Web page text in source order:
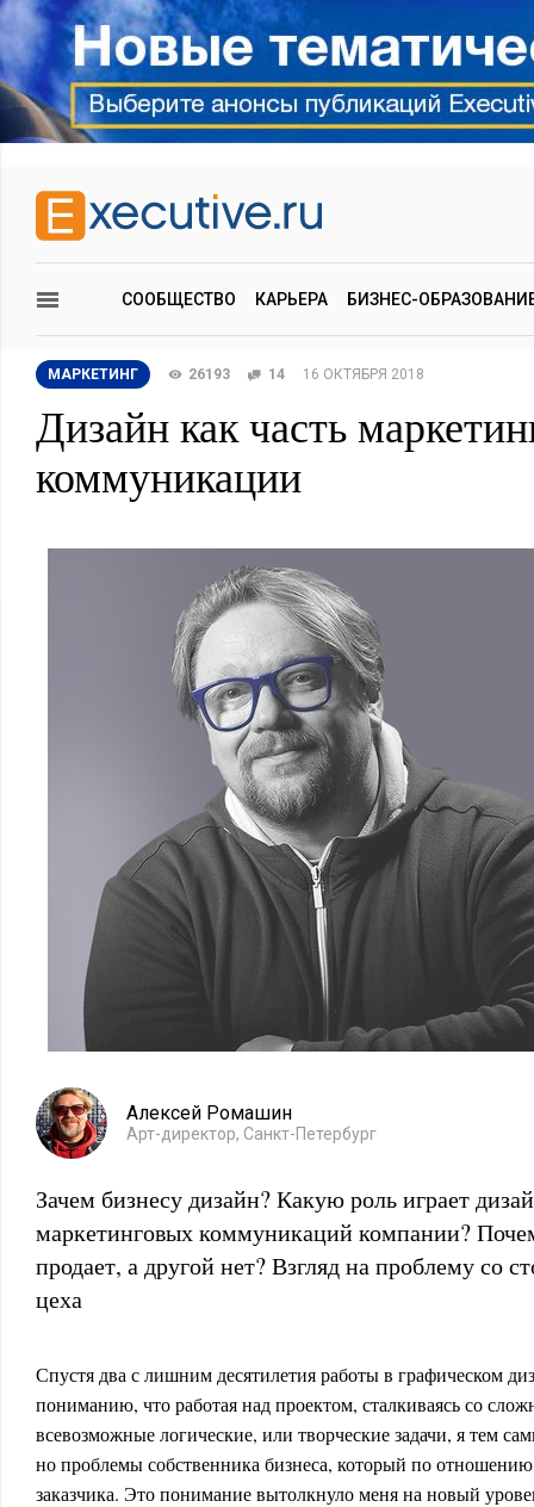
СООБЩЕСТВО КАРЬЕРА БИЗНЕС-
МАРКЕТИНГ 26193 14 16 ОКТЯБРЯ 2018
Дизайн как часть
коммуникации
Алексей Ромашин
Арт-директор, Санкт-Петербург
Зачем бизнесу дизайн? Какую роль играет
маркетинговых коммуникаций компании?
продает, а другой нет? Взгляд на проблему со
цеха
Спустя два с лишним десятилетия работы в графическом
пониманию, что работая над проектом, сталкиваясь со
всевозможные логические, или творческие задачи, я тем
но проблемы собственника бизнеса, который по отношению
заказчика. Это понимание вытолкнуло меня на новый